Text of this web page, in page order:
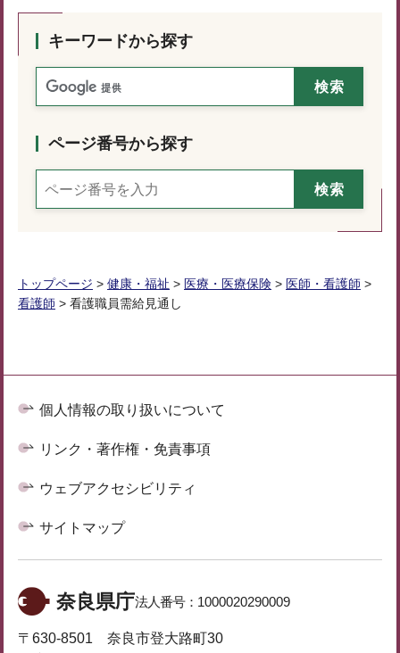
キーワードから探す
ページ番号から探す
トップページ > 健康・福祉 > 医療・医療保険 > 医師・看護師 >
看護師 > 看護職員需給見通し
個人情報の取り扱いについて
リンク・著作権・免責事項
ウェブアクセシビリティ
サイトマップ
奈良県庁法人番号： 1000020290009
〒630-8501 奈良市登大路町30